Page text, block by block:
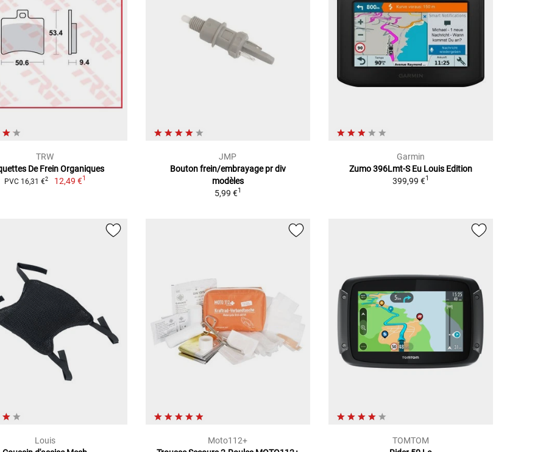
TRW
De Frein Organiques
PVC 16,31 €2 12,49 €1
JMP
Bouton frein/embrayage pr div
modèles
5,99 €1
Garmin
Zumo 396Lmt-S Eu Louis Edition
399,99 €1
Louis
Moto112+
TOMTOM